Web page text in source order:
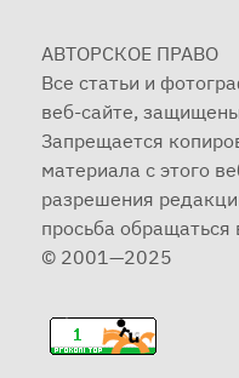
АВТОРСКОЕ ПРАВО
Все статьи и
веб-сайте,
Запрещается
материала с этого
разрешения
просьба обращаться
© 2001—2025